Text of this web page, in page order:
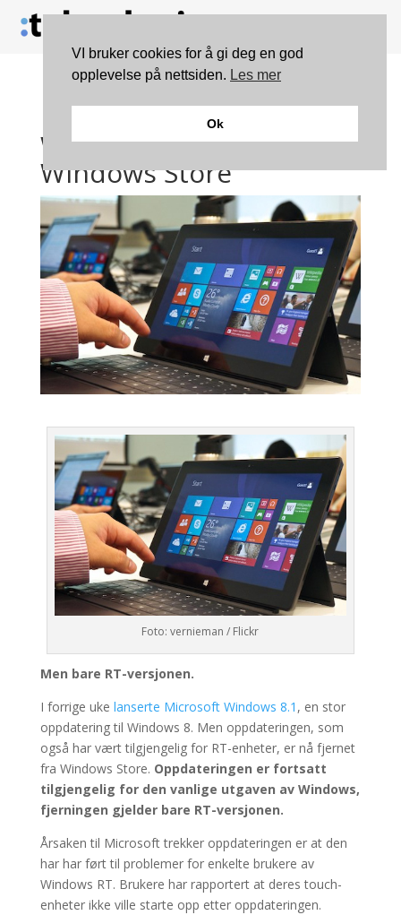
Microsoft fjerner
Windows 8.1 fra
Windows Store
Foto: vernieman / Flickr
Men bare RT-versjonen.
I forrige uke lanserte Microsoft Windows 8.1 , en stor
oppdatering til Windows 8. Men oppdateringen, som
også har vært tilgjengelig for RT-enheter, er nå fjernet
fra Windows Store. Oppdateringen er fortsatt
tilgjengelig for den vanlige utgaven av Windows,
fjerningen gjelder bare RT-versjonen.
Årsaken til Microsoft trekker oppdateringen er at den
har har ført til problemer for enkelte brukere av
Windows RT. Brukere har rapportert at deres touch-
enheter ikke ville starte opp etter oppdateringen.
VI bruker cookies for å gi deg en god
opplevelse på nettsiden. Les mer
Ok